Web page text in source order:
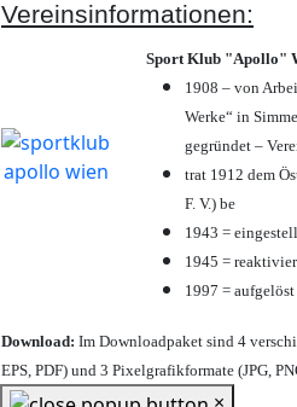
Vereinsinformationen:
Sport Klub "Apollo"
1908 – von
Werke“ in
gegründet –
trat 1912 dem
F. V.) be
1943 =
1945 =
1997 = aufgelöst
Download: Im Downloadpaket sind 4
EPS, PDF) und 3 Pixelgrafikformate (JPG,